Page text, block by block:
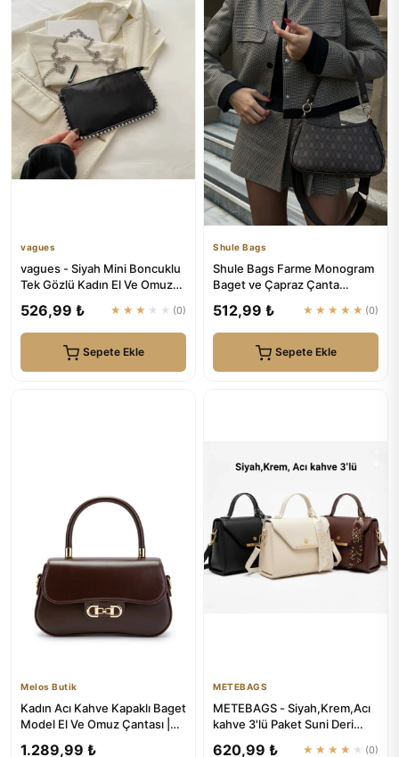
vagues
vagues - Siyah Mini Boncuklu
Tek Gözlü Kadın El Ve Omuz
526,99 ₺ ★★★★★ (0)
Sepete Ekle
Shule Bags
Shule Bags Farme Monogram
Baget ve Çapraz Çanta
512,99 ₺ ★★★★★ (0)
Sepete Ekle
Melos Butik
Kadın Acı Kahve Kapaklı Baget
Model El Ve Omuz Çantası |
1.289,99 ₺
METEBAGS
METEBAGS - Siyah,Krem,Acı
kahve 3'lü Paket Suni Deri
620,99 ₺ ★★★★★ (0)